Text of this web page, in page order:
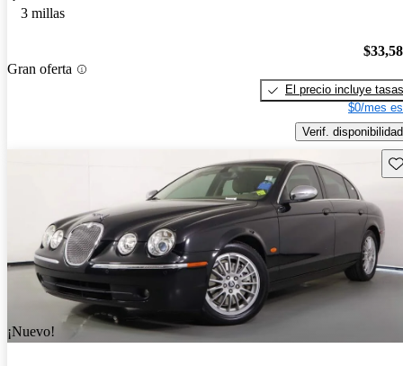
3 millas
Gran oferta
El precio incluye tasas
$0/mes
Verif. disponibilidad
¡Nuevo!